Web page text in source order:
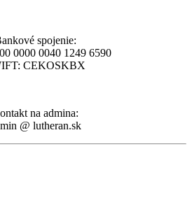
spojenie:
0000 0040 1249 6590
CEKOSKBX
na admina:
@ lutheran.sk